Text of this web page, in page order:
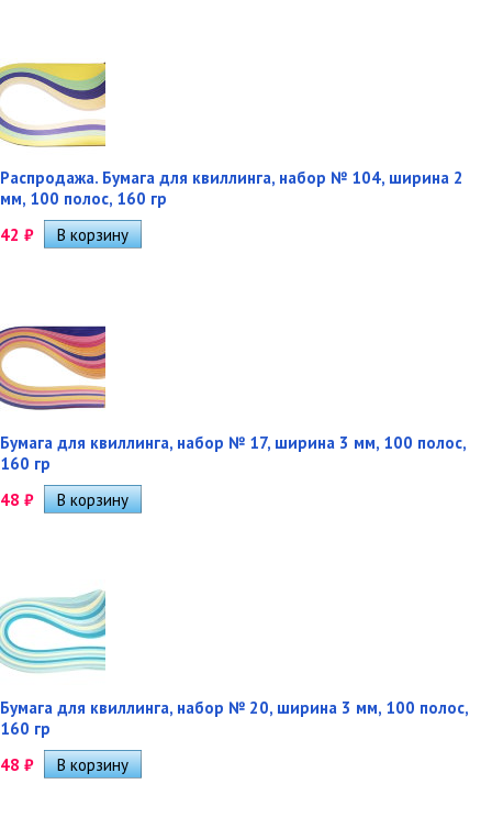
Распродажа. Бумага для квиллинга, набор № 104, ширина 2
мм, 100 полос, 160 гр
42 ₽
Бумага для квиллинга, набор № 17, ширина 3 мм, 100 полос,
160 гр
48 ₽
Бумага для квиллинга, набор № 20, ширина 3 мм, 100 полос,
160 гр
48 ₽